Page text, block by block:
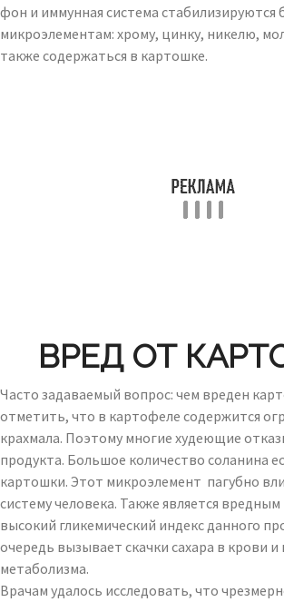
фон и иммунная система стабилизируются
микроэлементам: хрому, цинку, никелю,
также содержаться в картошке.
ВРЕД ОТ
Часто задаваемый вопрос: чем вреден
отметить, что в картофеле содержится
крахмала. Поэтому многие худеющие
продукта. Большое количество соланина
картошки. Этот микроэлемент пагубно
систему человека. Также является
высокий гликемический индекс данного
очередь вызывает скачки сахара в крови
метаболизма.
Врачам удалось исследовать, что